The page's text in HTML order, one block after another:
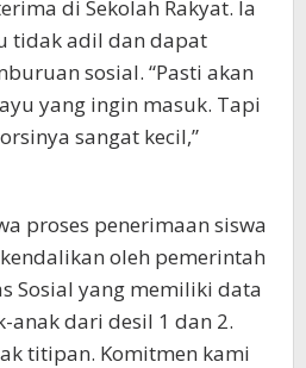
di Sekolah Rakyat. Ia
tidak adil dan dapat
sosial. “Pasti akan
yang ingin masuk. Tapi
sangat kecil,”
proses penerimaan siswa
oleh pemerintah
Sosial yang memiliki data
anak dari desil 1 dan 2.
titipan. Komitmen kami